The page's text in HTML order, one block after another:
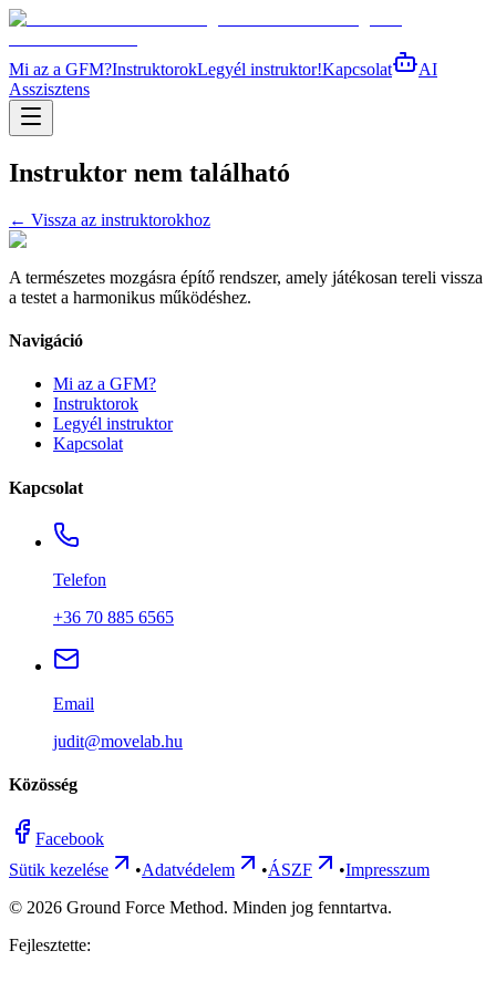
Mi az a GFM?InstruktorokLegyél instruktor!Kapcsolat
AI
Asszisztens
Instruktor nem található
← Vissza az instruktorokhoz
A természetes mozgásra építő rendszer, amely játékosan tereli vissza
a testet a harmonikus működéshez.
Navigáció
Mi az a GFM?
Instruktorok
Legyél instruktor
Kapcsolat
Kapcsolat
Telefon
+36 70 885 6565
Email
judit@movelab.hu
Közösség
Facebook
Sütik kezelése
•Adatvédelem •ÁSZF •Impresszum
© 2026 Ground Force Method. Minden jog fenntartva.
Fejlesztette: